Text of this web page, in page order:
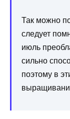
Так можно
следует
июль
сильно
поэтому в